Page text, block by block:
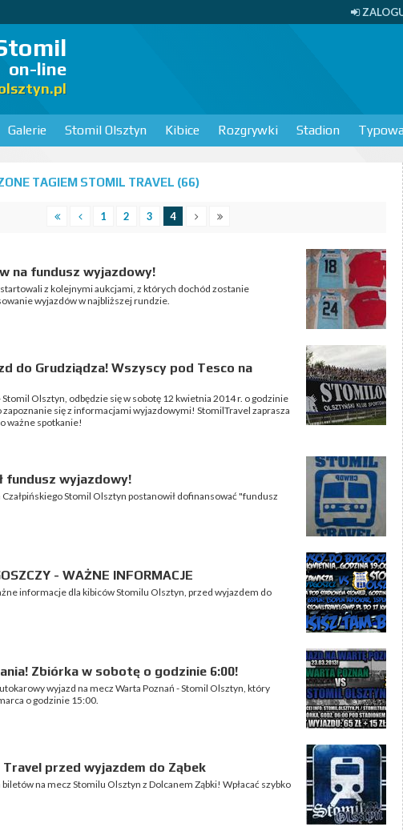
on-line
Galerie Stomil Olsztyn Kibice Rozgrywki Stadion
TAGIEM STOMIL TRAVEL (66)
1 2 3 4
na fundusz wyjazdowy!
z kolejnymi aukcjami, z których dochód zostanie
wyjazdów w najbliższej rundzie.
do Grudziądza! Wszyscy pod Tesco na
Olsztyn, odbędzie się w sobotę 12 kwietnia 2014 r. o godzinie
zapoznanie się z informacjami wyjazdowymi! StomilTravel zaprasza
ważne spotkanie!
fundusz wyjazdowy!
Stomil Olsztyn postanowił dofinansować "fundusz
- WAŻNE INFORMACJE
informacje dla kibiców Stomilu Olsztyn, przed wyjazdem do
Zbiórka w sobotę o godzinie 6:00!
wyjazd na mecz Warta Poznań - Stomil Olsztyn, który
o godzinie 15:00.
przed wyjazdem do Ząbek
na mecz Stomilu Olsztyn z Dolcanem Ząbki! Wpłacać szybko